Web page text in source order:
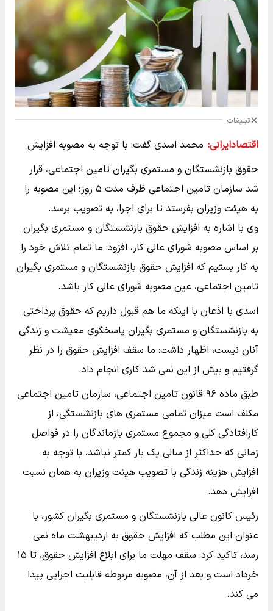
تبلیغات
اقتصادایرانی: محمد اسدی گفت: با توجه به مصوبه افزایش
حقوق بازنشستگان و مستمری بگیران تامین اجتماعی، قرار
شد سازمان تامین اجتماعی ظرف مدت ۵ روز؛ این مصوبه را
به هیئت وزیران بفرستد تا برای اجرا، به تصویب برسد.
وی با اشاره به افزایش حقوق بازنشستگان و مستمری بگیران
بر اساس مصوبه شورای عالی کار، افزود: ما تمام تلاش خود را
به کار بستیم که افزایش حقوق بازنشستگان و مستمری بگیران
تامین اجتماعی، عین مصوبه شورای عالی کار باشد.
اسدی با اذعان با اینکه ما هم قبول داریم که حقوق پرداختی
به بازنشستگان و مستمری بگیران پاسخگوی معیشت و زندگی
آنان نیست، اظهار داشت: ما سقف افزایش حقوق را در نظر
گرفتیم و بیش از این نمی شد کاری انجام داد.
طبق ماده ۹۶ قانون تامین اجتماعی، سازمان تامین اجتماعی
مکلف است میزان تمامی مستمری های بازنشستگی، از
کارافتادگی کلی و مجموع مستمری بازماندگان را در فواصل
زمانی که حداکثر از سالی یک بار کمتر نباشد، با توجه به
افزایش هزینه زندگی با تصویب هیئت وزیران به همان نسبت
افزایش دهد.
رئیس کانون عالی بازنشستگان و مستمری بگیران کشور، با
عنوان این مطلب که افزایش حقوق به اردیبهشت ماه نمی
رسد، تاکید کرد: سقف مهلت ما برای ابلاغ افزایش حقوق، تا ۱۵
خرداد است و بعد از آن، مصوبه مربوطه قابلیت اجرایی پیدا
می کند.